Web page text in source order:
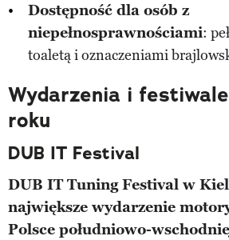
Dostępność dla osób z
niepełnosprawnościami:
toaletą i oznaczeniami
Wydarzenia i
roku
DUB IT Festival
DUB IT Tuning Festival w
największe wydarzenie
Polsce południowo-